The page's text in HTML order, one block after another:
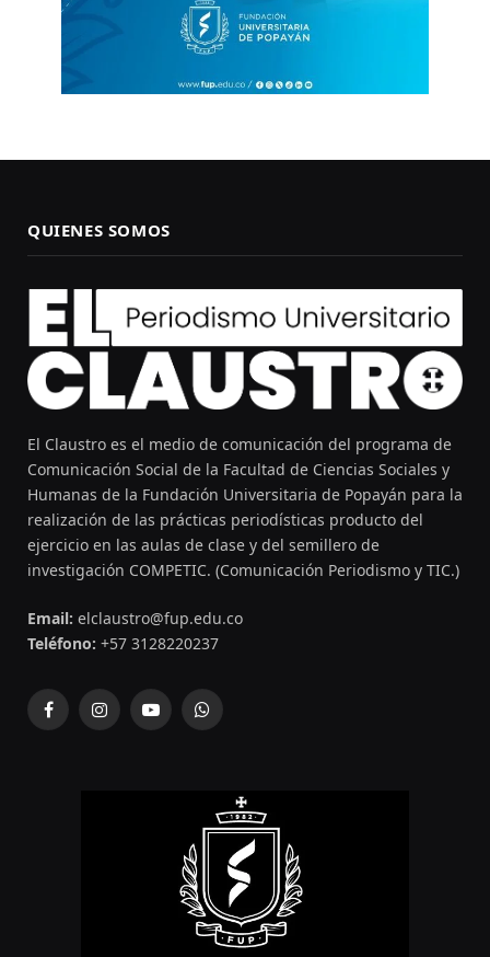
QUIENES SOMOS
El Claustro es el medio de comunicación del programa de
Comunicación Social de la Facultad de Ciencias Sociales y
Humanas de la Fundación Universitaria de Popayán para la
realización de las prácticas periodísticas producto del
ejercicio en las aulas de clase y del semillero de
investigación COMPETIC. (Comunicación Periodismo y TIC.)
Email: elclaustro@fup.edu.co
Teléfono: +57 3128220237
FacebookInstagramYouTubeWhatsApp